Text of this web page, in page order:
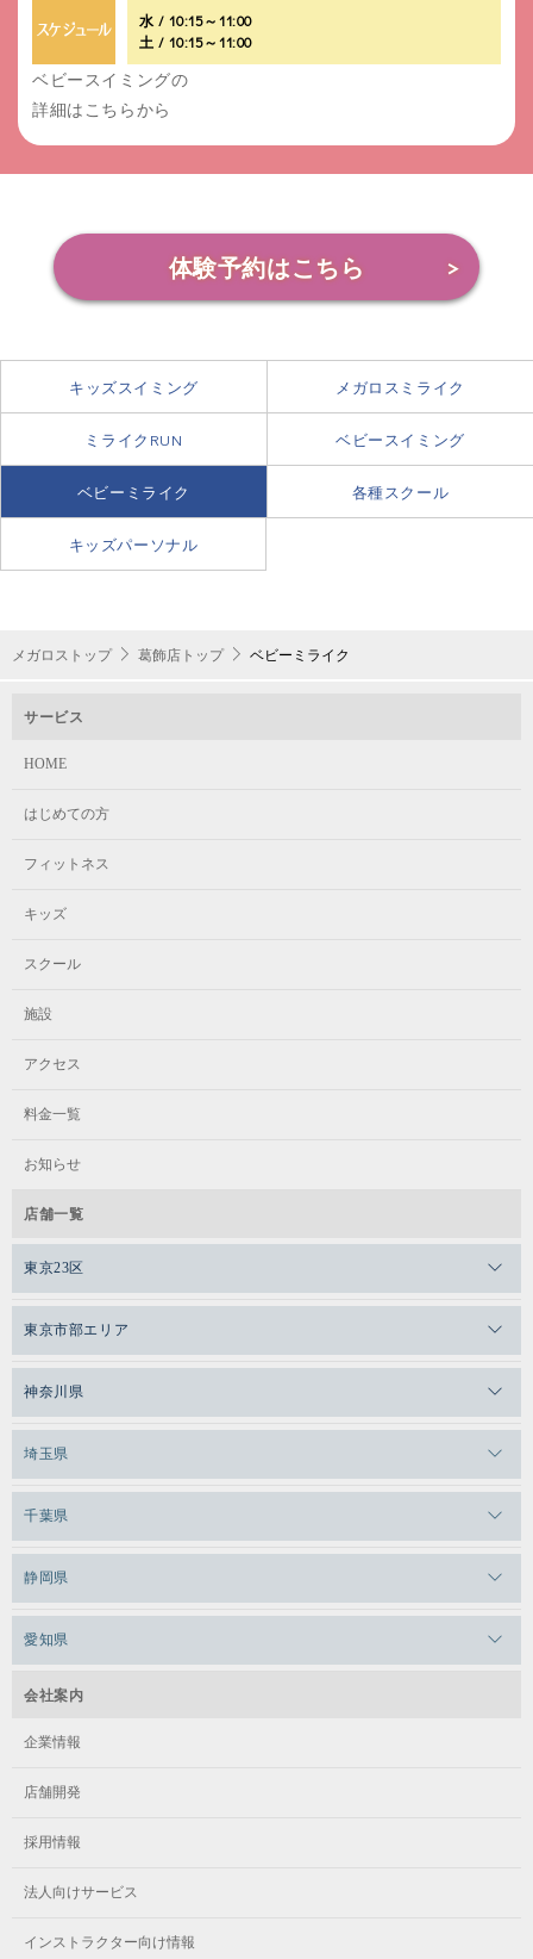
水 / 10:15～11:00
土 / 10:15～11:00
ベビースイミングの
詳細はこちらから
体験予約はこちら
キッズスイミング メガロスミライク
ミライクRUN ベビースイミング
ベビーミライク 各種スクール
キッズパーソナル
メガロストップ 葛飾店トップ ベビーミライク
サービス
HOME
はじめての方
フィットネス
キッズ
スクール
施設
アクセス
料金一覧
お知らせ
店舗一覧
東京23区
メガロスルフレ恵比寿
メガロス日比谷シャンテ
メガロス白金台
メガロス田端
メガロスキッズ錦糸町
メガロス葛飾
東京市部エリア
メガロス三鷹
メガロスルフレ三鷹
メガロス武蔵小金井
メガロスルフレ武蔵小金井
神奈川県
メガロス上永谷
メガロスルフレ上永谷
メガロス神奈川
メガロス日吉
メガロス綱島
メガロスルフレ綱島
メガロス市ヶ尾
メガロス鷺沼
メガロスルフレ鷺沼
メガロス相模大野
埼玉県
メガロスルフレ草加
千葉県
メガロス本八幡
静岡県
愛知県
メガロステラッセ納屋橋
メガロス千種
会社案内
企業情報
店舗開発
採用情報
法人向けサービス
インストラクター向け情報